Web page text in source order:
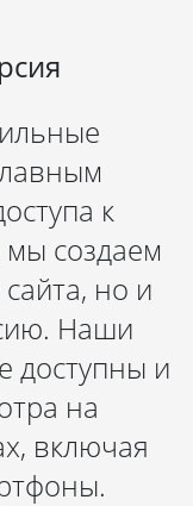
к
создаем
но и
Наши
доступны и
на
включая